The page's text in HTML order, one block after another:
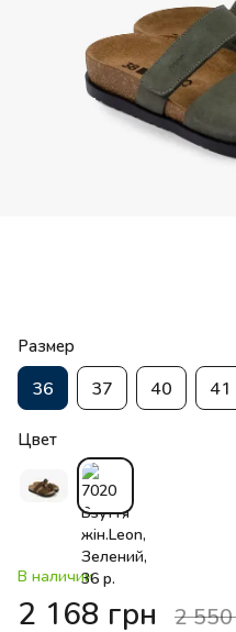
Размер
36 37 40 41
Цвет
В наличии
2 168 грн 2